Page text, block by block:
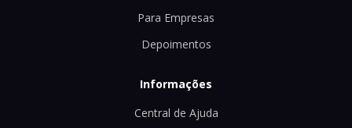
Para Empresas
Depoimentos
Informações
Central de Ajuda